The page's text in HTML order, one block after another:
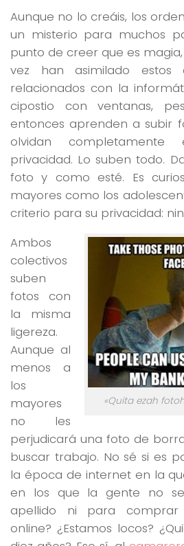
Aunque no lo creáis, los
un misterio para muchos
punto de creer que es
vez han asimilado estos
relacionados con la
cipostio con ventanas,
entonces aprenden a subir
olvidan
privacidad. Lo suben todo.
foto y como esté. Es
mayores como los
criterio para su privacidad:
«Quita ezah
Ambos
colectivos
suben
fotos con
la misma
ligereza.
Aunque al
menos a
los
mayores
no les
perjudicará una foto de
buscar trabajo. No sé si es
la época de internet en la
en los que la gente no
apellido ni para comprar
online? ¿Estamos locos?